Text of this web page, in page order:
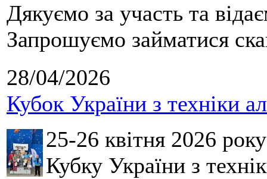
Дякуємо за участь та
Запрошуємо займатися
28/04/2026
Кубок України з техніки
25-26 квітня 2026
Кубку України з